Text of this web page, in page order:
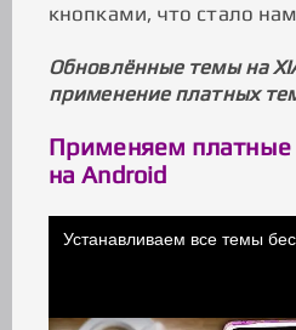
кнопками, что стало
Обновлённые темы на
применение платных
Применяем платные
на Android